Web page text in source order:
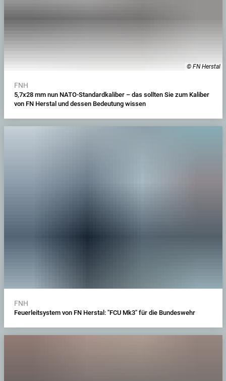
© FN Herstal
FNH
5,7x28 mm nun NATO-Standardkaliber – das sollten Sie zum Kaliber
von FN Herstal und dessen Bedeutung wissen
FNH
Feuerleitsystem von FN Herstal: "FCU Mk3" für die Bundeswehr